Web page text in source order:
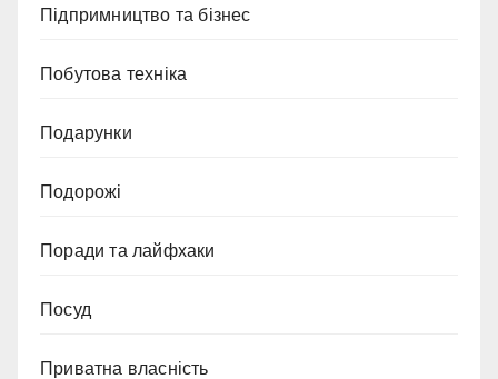
Підпримництво та бізнес
Побутова техніка
Подарунки
Подорожі
Поради та лайфхаки
Посуд
Приватна власність